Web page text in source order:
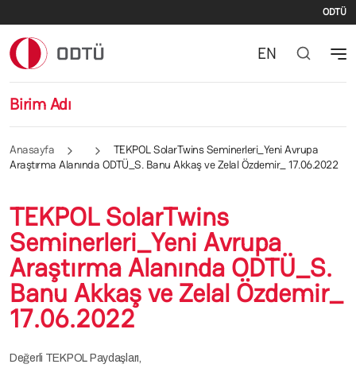
ODTÜ
Birim Adı
EN
Anasayfa
TEKPOL SolarTwins Seminerleri_Yeni Avrupa
Araştırma Alanında ODTÜ_S. Banu Akkaş ve Zelal Özdemir_ 17.06.2022
TEKPOL SolarTwins
Seminerleri_Yeni Avrupa
Araştırma Alanında ODTÜ_S.
Banu Akkaş ve Zelal Özdemir_
17.06.2022
Değerli TEKPOL Paydaşları,